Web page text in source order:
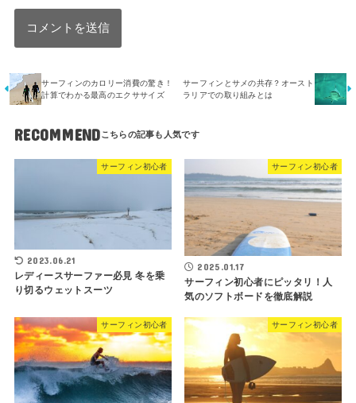
サーフィンのカロリー消費の驚き！
計算でわかる最高のエクササイズ
サーフィンとサメの共存？オースト
ラリアでの取り組みとは
RECOMMEND
サーフィン初心者
2023.06.21
レディースサーファー必見 冬を乗
り切るウェットスーツ
サーフィン初心者
2025.01.17
サーフィン初心者にピッタリ！人
気のソフトボードを徹底解説
サーフィン初心者 サーフィン初心者